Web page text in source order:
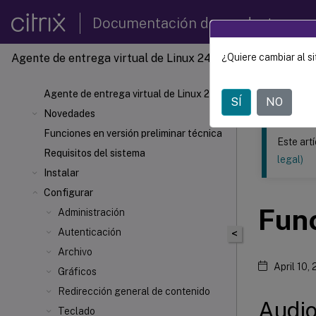
Documentación de productos
Agente de entrega virtual de Linux 2411
Agente de entrega virtual de Linux 2411
Novedades
Funciones en versión preliminar técnica
Requisitos del sistema
Instalar
Configurar
Administración
Autenticación
Archivo
Gráficos
Redirección general de contenido
Teclado
Este
<
Este
legal)
April 10,
¿Quiere cambiar al
SÍ NO